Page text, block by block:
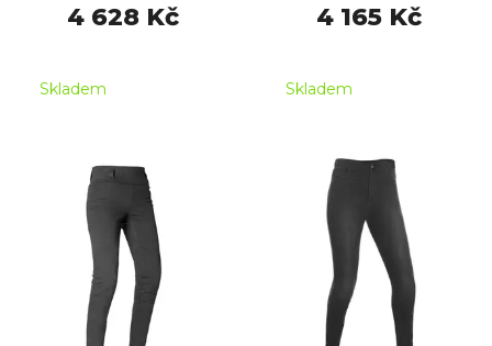
4 628 Kč
Skladem
4 165 Kč
Skladem